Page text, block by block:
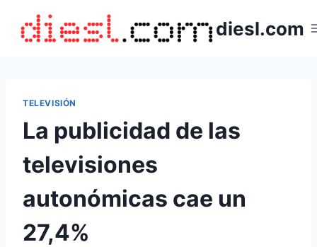
contenido
diesl.com
TELEVISIÓN
La publicidad de las
televisiones
autonómicas cae un
27,4%